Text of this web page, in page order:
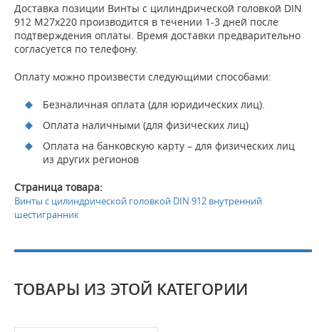
Доставка позиции Винты с цилиндрической головкой DIN
912 M27x220 производится в течении 1-3 дней после
подтверждения оплаты. Время доставки предварительно
согласуется по телефону.
Оплату можно произвести следующими способами:
Безналичная оплата (для юридических лиц).
Оплата наличными (для физических лиц)
Оплата на банковскую карту – для физических лиц
из других регионов
Страница товара:
Винты с цилиндрической головкой DIN 912 внутренний
шестигранник
ТОВАРЫ ИЗ ЭТОЙ КАТЕГОРИИ